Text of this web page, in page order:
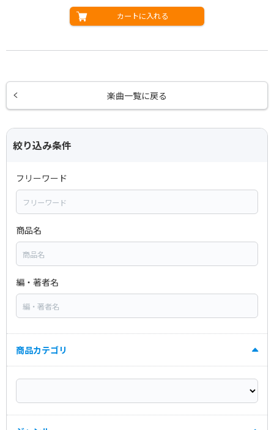
カートに入れる
楽曲一覧に戻る
絞り込み条件
フリーワード
商品名
編・著者名
商品カテゴリ